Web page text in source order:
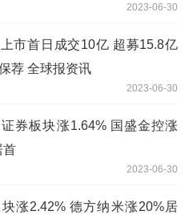
2023-06-30
市首日成交10亿 超募15.8亿
荐 全球报资讯
2023-06-30
券板块涨1.64% 国盛金控涨
首
2023-06-30
涨2.42% 德方纳米涨20%居